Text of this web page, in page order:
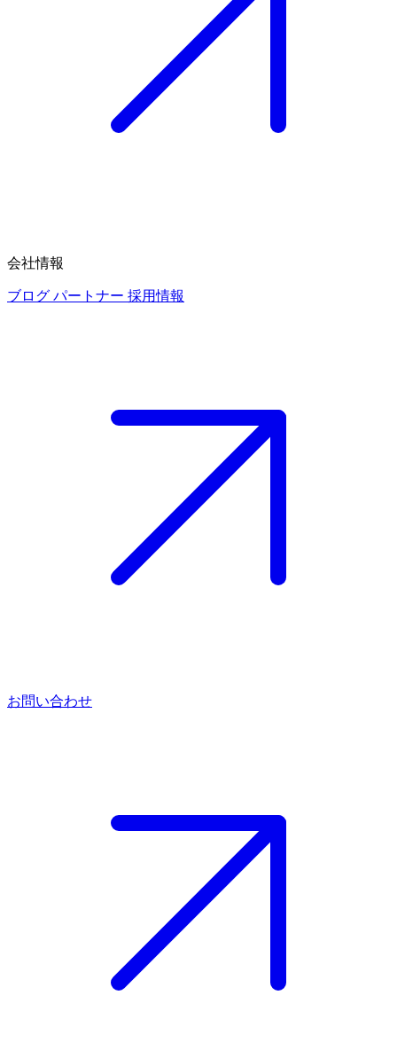
会社情報
ブログ パートナー 採用情報
お問い合わせ